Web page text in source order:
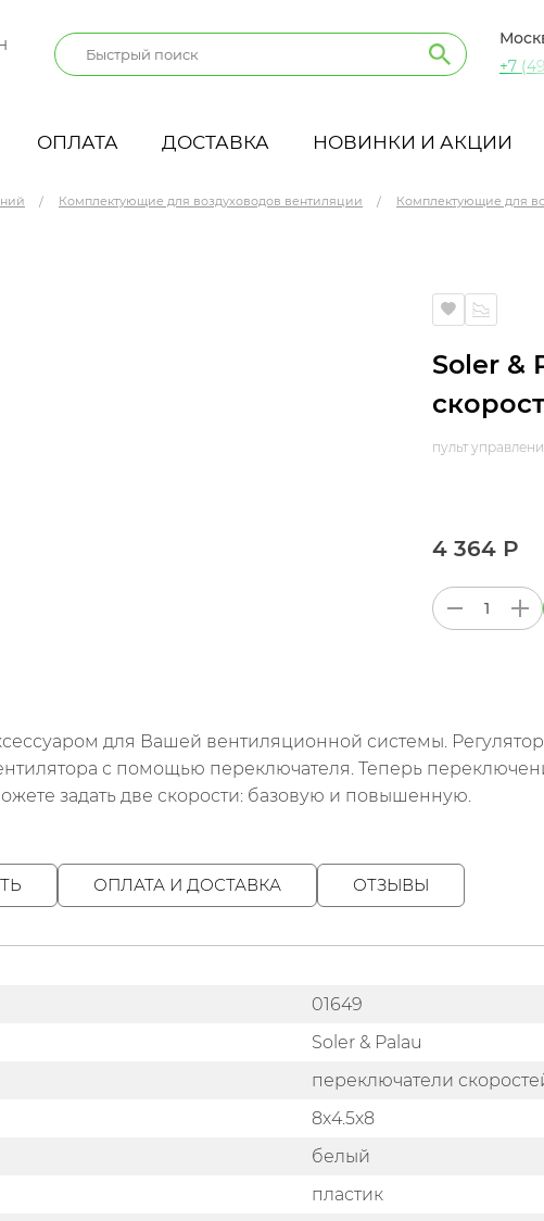
+7
ОПЛАТА ДОСТАВКА НОВИНКИ И АКЦИИ
Комплектующие для воздуховодов вентиляции
Комплектующие для
Soler &
пульт
4 364 Р
для Вашей вентиляционной системы.
с помощью переключателя. Теперь
задать две скорости: базовую и повышенную.
ОПЛАТА И ДОСТАВКА ОТЗЫВЫ
01649
Soler & Palau
переключатели
8х4.5х8
белый
пластик